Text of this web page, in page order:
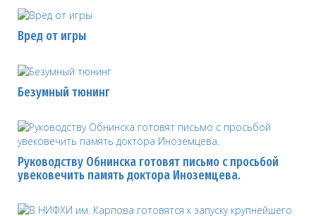
Вред от игры
Безумный тюнинг
Руководству Обнинска готовят письмо с просьбой
увековечить память доктора Иноземцева.